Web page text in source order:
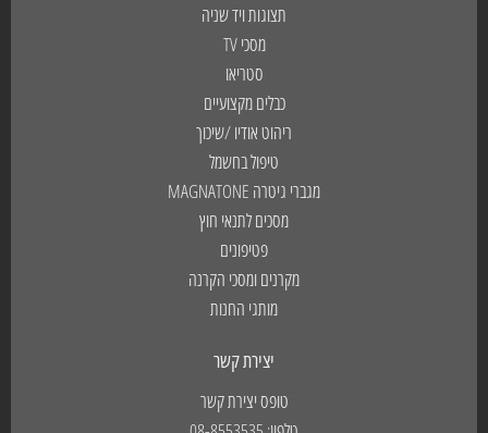
תצוגות ויד שניה
מסכי TV
סטריאו
כבלים מקצועיים
ריהוט אודיו /שיכוך
טיפול בחשמל
מגברי גיטרה MAGNATONE
מסכים לתנאי חוץ
פטיפונים
מקרנים ומסכי הקרנה
מותגי החנות
יצירת קשר
טופס יצירת קשר